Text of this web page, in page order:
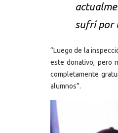
sufrí por
“Luego de la
este donativo, pero
completamente
alumnos”.